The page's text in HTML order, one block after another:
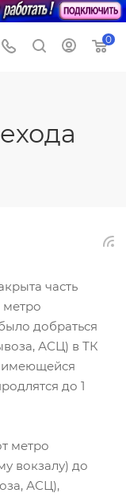
0
часть
метро
добраться
АСЦ) в ТК
имеющейся
до 1
метро
вокзалу) до
АСЦ),